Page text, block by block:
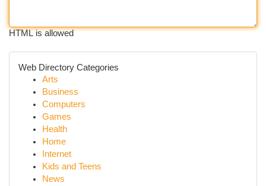
HTML is allowed
Web Directory Categories
Arts
Business
Computers
Games
Health
Home
Internet
Kids and Teens
News